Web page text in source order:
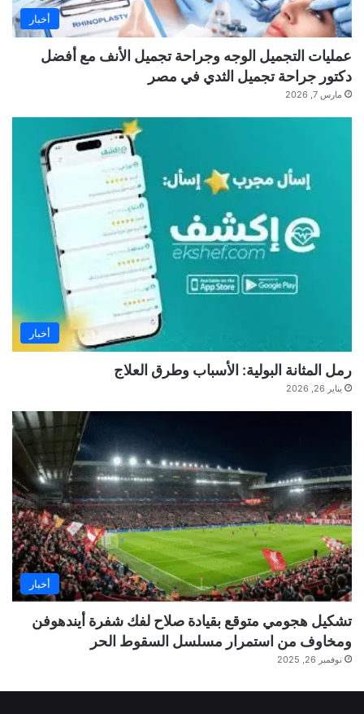
أخبار
عمليات التجميل الوجه وجراحة تجميل الأنف مع أفضل
دكتور جراحة تجميل الثدي في مصر
مارس 7, 2026
أخبار
رمل المثانة البولية: الأسباب وطرق العلاج
يناير 26, 2026
أخبار
تشكيل هجومي متوقع بقيادة صلاح لفك شفرة أيندهوفن
ومخاوف من استمرار مسلسل السقوط الحر
نوفمبر 26, 2025